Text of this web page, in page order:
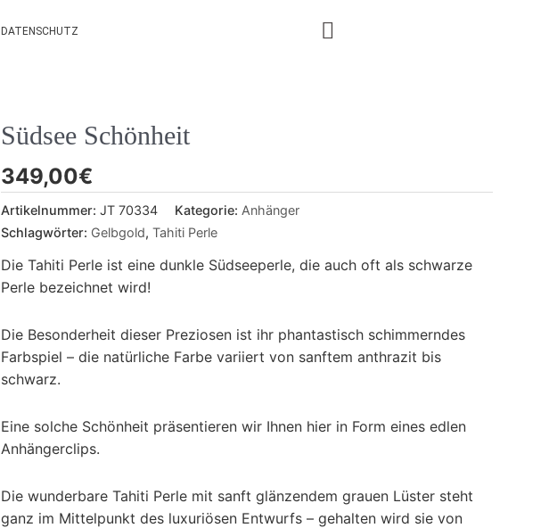
DATENSCHUTZ
Südsee Schönheit
349,00€
Artikelnummer: JT 70334 Kategorie: Anhänger
Schlagwörter: Gelbgold, Tahiti Perle
Die Tahiti Perle ist eine dunkle Südseeperle, die auch oft als schwarze
Perle bezeichnet wird!
Die Besonderheit dieser Preziosen ist ihr phantastisch schimmerndes
Farbspiel – die natürliche Farbe variiert von sanftem anthrazit bis
schwarz.
Eine solche Schönheit präsentieren wir Ihnen hier in Form eines edlen
Anhängerclips.
Die wunderbare Tahiti Perle mit sanft glänzendem grauen Lüster steht
ganz im Mittelpunkt des luxuriösen Entwurfs – gehalten wird sie von